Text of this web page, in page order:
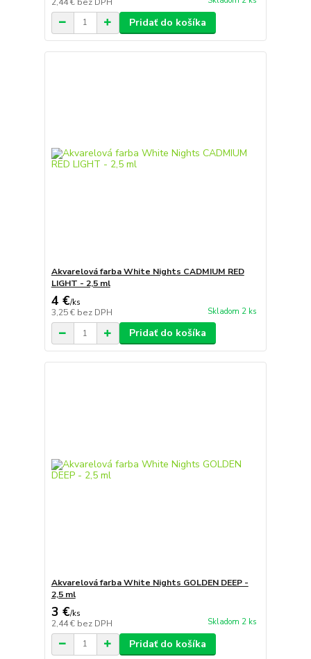
Pridať do košíka
Akvarelová farba White Nights CADMIUM RED
LIGHT - 2,5 ml
4 €/ks
3,25 € bez DPH Skladom 2 ks
Pridať do košíka
Akvarelová farba White Nights GOLDEN DEEP -
2,5 ml
3 €/ks
2,44 € bez DPH Skladom 2 ks
Pridať do košíka